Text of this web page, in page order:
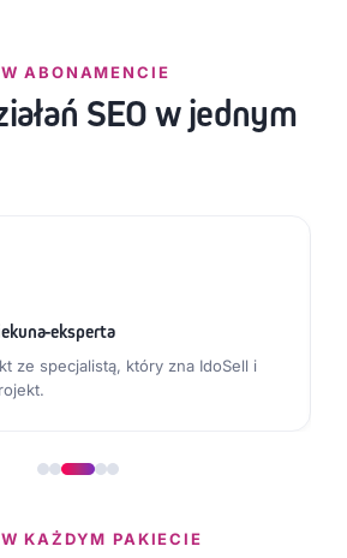
ABONAMENCIE
SEO w jednym
eksperta
ze specjalistą, który zna IdoSell i
KAŻDYM PAKIECIE